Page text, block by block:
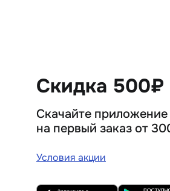
Скидка
Скачайте
на первый заказ от
Условия акции